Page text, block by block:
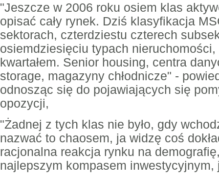
"Jeszcze w 2006 roku osiem klas
opisać cały rynek. Dziś klasyfikacja
sektorach, czterdziestu czterech
osiemdziesięciu typach
kwartałem. Senior housing, centra
storage, magazyny chłodnicze" -
odnosząc się do pojawiających się
opozycji,
"Żadnej z tych klas nie było, gdy
nazwać to chaosem, ja widzę coś
racjonalna reakcja rynku na
najlepszym kompasem inwestycyjnym,